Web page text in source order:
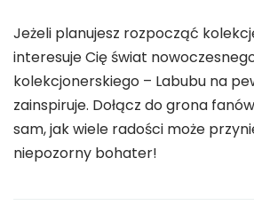
Jeżeli planujesz rozpocząć
interesuje Cię świat
kolekcjonerskiego – Labubu na
zainspiruje. Dołącz do grona
sam, jak wiele radości może
niepozorny bohater!